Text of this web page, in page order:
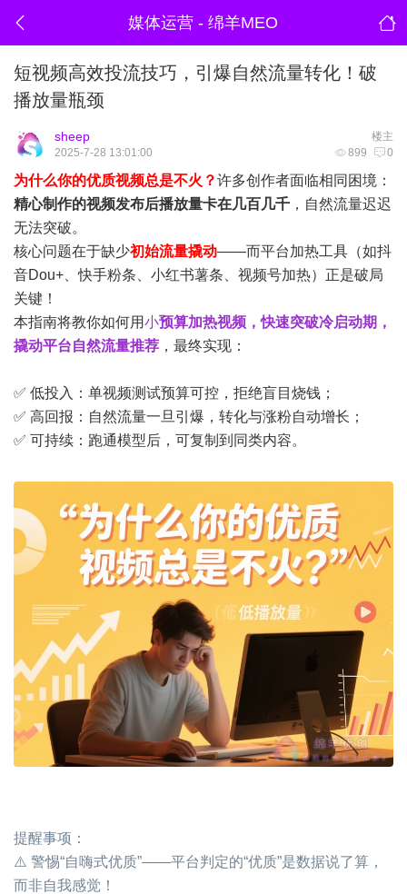
媒体运营 - 绵羊MEO
短视频高效投流技巧，引爆自然流量转化！破
播放量瓶颈
楼主
sheep
899 0
2025-7-28 13:01:00
为什么你的优质视频总是不火？许多创作者面临相同困境：
精心制作的视频发布后播放量卡在几百几千 ，自然流量迟迟
无法突破。
核心问题在于缺少初始流量撬动——而平台加热工具（如抖
音Dou+、快手粉条、小红书薯条、视频号加热）正是破局
关键！
本指南将教你如何用小预算加热视频，快速突破冷启动期，
撬动平台自然流量推荐 ，最终实现：
✅ 低投入：单视频测试预算可控，拒绝盲目烧钱；
✅ 高回报：自然流量一旦引爆，转化与涨粉自动增长；
✅ 可持续：跑通模型后，可复制到同类内容。
提醒事项：
⚠️ 警惕“自嗨式优质”——平台判定的“优质”是数据说了算，
而非自我感觉！